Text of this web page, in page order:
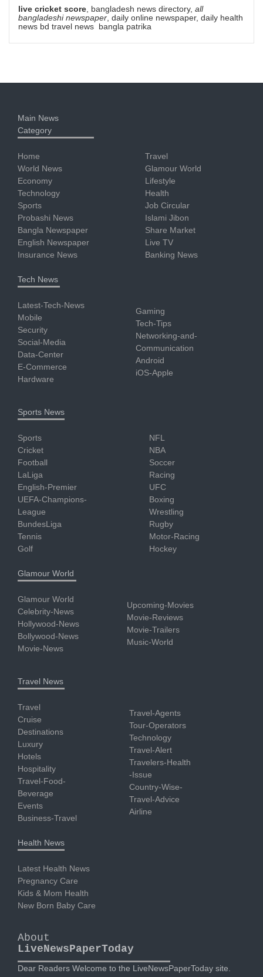
live cricket score , bangladesh news directory, all
bangladeshi newspaper , daily online newspaper, daily health
news bd travel news bangla patrika
Main News
Category
Home
World News
Economy
Technology
Sports
Probashi News
Bangla Newspaper
English Newspaper
Insurance News
Travel
Glamour World
Lifestyle
Health
Job Circular
Islami Jibon
Share Market
Live TV
Banking News
Tech News
Latest-Tech-News
Mobile
Security
Social-Media
Data-Center
E-Commerce
Hardware
Gaming
Tech-Tips
Networking-and-
Communication
Android
iOS-Apple
Sports News
Sports
Cricket
Football
LaLiga
English-Premier
UEFA-Champions-
League
BundesLiga
Tennis
Golf
NFL
NBA
Soccer
Racing
UFC
Boxing
Wrestling
Rugby
Motor-Racing
Hockey
Glamour World
Glamour World
Celebrity-News
Hollywood-News
Bollywood-News
Movie-News
Upcoming-Movies
Movie-Reviews
Movie-Trailers
Music-World
Travel News
Travel
Cruise
Destinations
Luxury
Hotels
Hospitality
Travel-Food-
Beverage
Events
Business-Travel
Travel-Agents
Tour-Operators
Technology
Travel-Alert
Travelers-Health
-Issue
Country-Wise-
Travel-Advice
Airline
Health News
Latest Health News
Pregnancy Care
Kids & Mom Health
New Born Baby Care
About
LiveNewsPaperToday
Dear Readers Welcome to the LiveNewsPaperToday site.